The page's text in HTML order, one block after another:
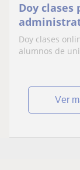
Doy
penal
Doy clases
alumnos de
ver